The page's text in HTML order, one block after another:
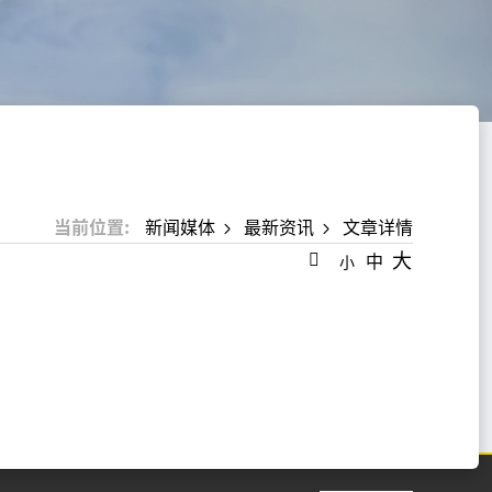
当前位置: 新闻媒体 最新资讯 文章详情
小 中 大